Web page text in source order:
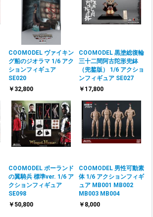
COOMODEL ヴァイキン
グ船のジオラマ 1/6 アク
ションフィギュア
SE020
￥32,800
COOMODEL 黒塗総復輪
三十二間阿古陀形兜鉢
（兜鍪版） 1/6 アクショ
ンフィギュア SE027
￥17,800
COOMODEL ポーランド
の翼騎兵 標準ver. 1/6 ア
クションフィギュア
SE098
￥50,800
COOMODEL 男性可動素
体 1/6 アクションフィギ
ュア MB001 MB002
MB003 MB004
￥8,000